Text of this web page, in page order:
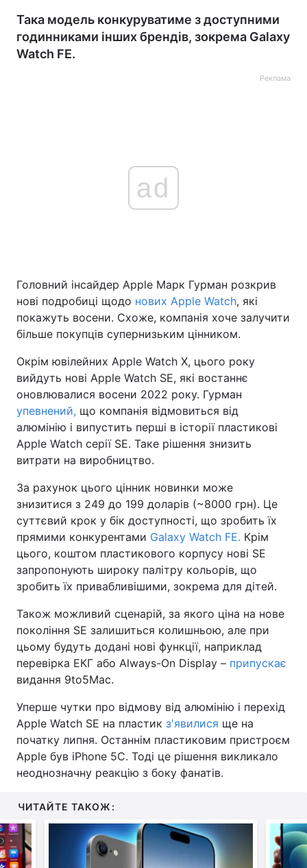
Така модель конкуруватиме з доступними
годинниками інших брендів, зокрема Galaxy
Watch FE.
Реклама
ad
Головний інсайдер Apple Марк Гурман розкрив
нові подробиці щодо нових Apple Watch, які
покажуть восени. Схоже, компанія хоче залучити
більше покупців супернизьким цінником.
Окрім ювілейних Apple Watch X, цього року
вийдуть нові Apple Watch SE, які востаннє
оновлювалися восени 2022 року. Гурман
упевнений, що компанія відмовиться від
алюмінію і випустить перші в історії пластикові
Apple Watch серії SE. Таке рішення знизить
витрати на виробництво.
За рахунок цього цінник новинки може
знизитися з 249 до 199 доларів (~8000 грн). Це
суттєвий крок у бік доступності, що зробить їх
прямими конкурентами Galaxy Watch FE. Крім
цього, коштом пластикового корпусу нові SE
запропонують широку палітру кольорів, що
зробить їх привабливішими, зокрема для дітей.
Також можливий сценарій, за якого ціна на нове
покоління SE залишиться колишньою, але при
цьому будуть додані нові функції, наприклад
перевірка ЕКГ або Always-On Display – припускає
видання 9to5Mac.
Уперше чутки про відмову від алюмінію і перехід
Apple Watch SE на пластик з'явилися ще на
початку липня. Останнім пластиковим пристроєм
Apple був iPhone 5C. Тоді це рішення викликало
неоднозначну реакцію з боку фанатів.
ЧИТАЙТЕ ТАКОЖ: